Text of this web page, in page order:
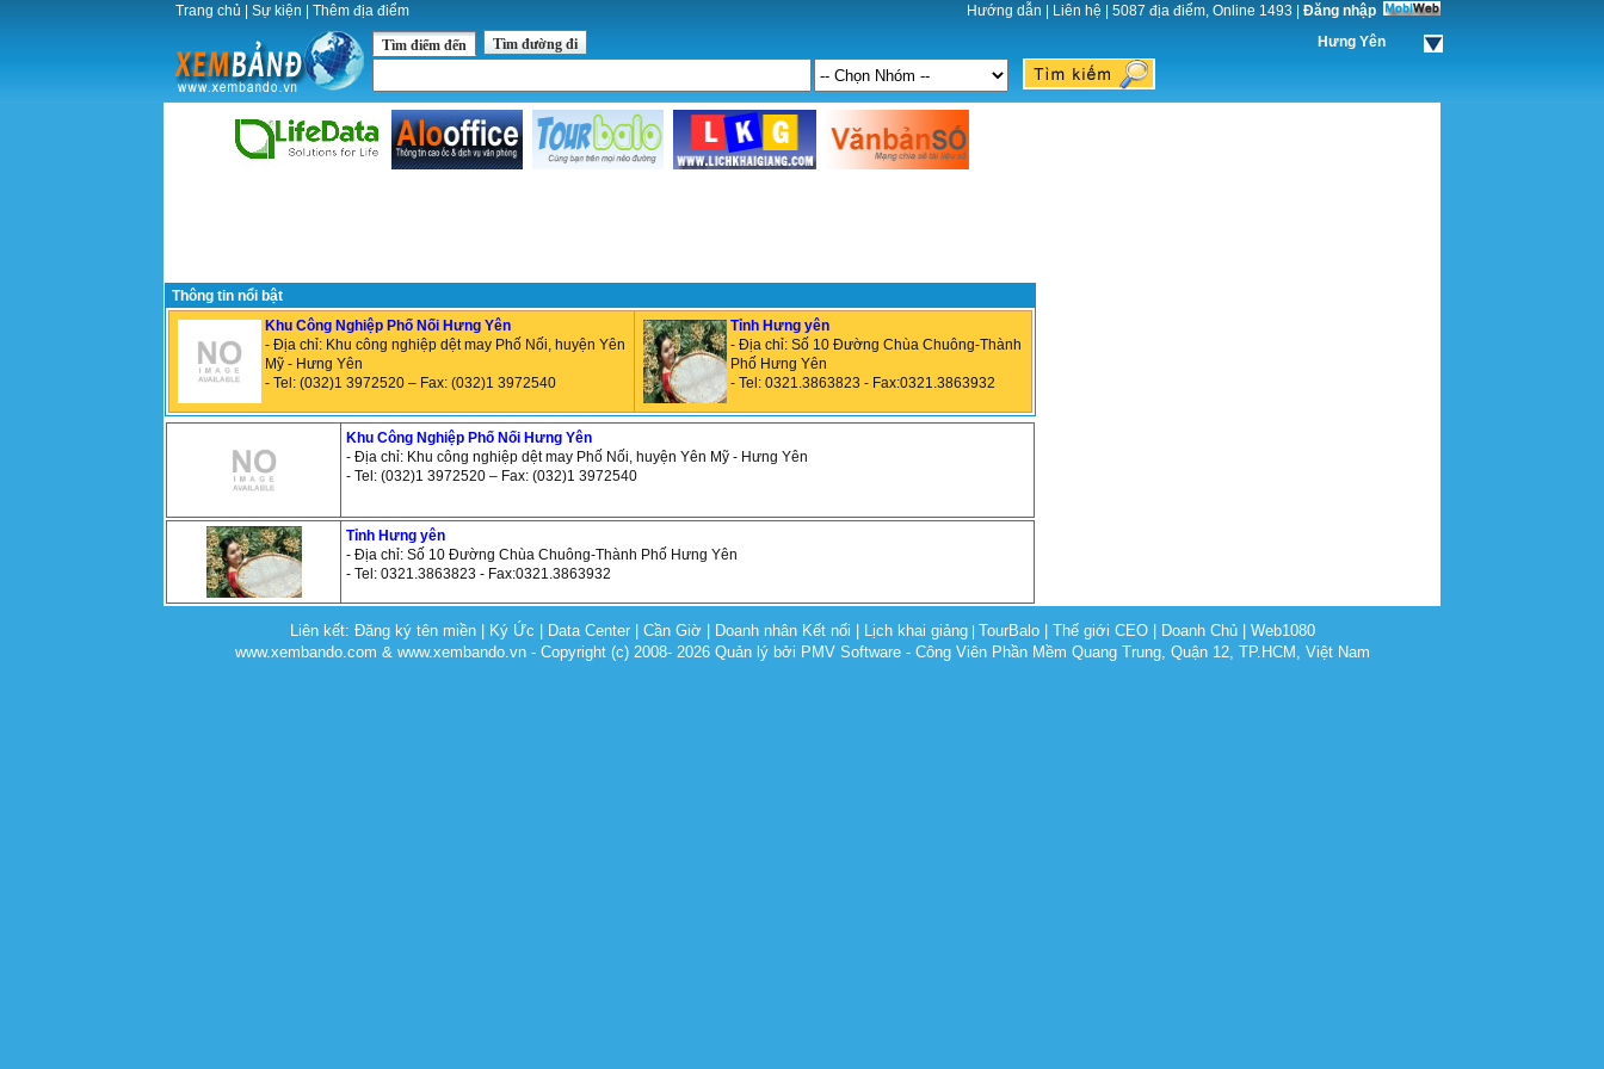
Trang chủ Sự kiện Thêm địa điểm Hướng dẫn Liên hệ 5087 địa điểm, Online 1493
Đăng nhập
Hưng Yên
Tìm điểm đến Tìm đường đi
Thông tin nổi bật
Khu Công Nghiệp Phố Nối Hưng Yên
- Địa chỉ: Khu công nghiệp dệt may Phố Nối, huyện Yên
Mỹ - Hưng Yên
- Tel: (032)1 3972520 – Fax: (032)1 3972540
Tỉnh Hưng yên
- Địa chỉ: Số 10 Đường Chùa Chuông-Thành
Phố Hưng Yên
- Tel: 0321.3863823 - Fax:0321.3863932
Khu Công Nghiệp Phố Nối Hưng Yên
- Địa chỉ: Khu công nghiệp dệt may Phố Nối, huyện Yên Mỹ - Hưng Yên
- Tel: (032)1 3972520 – Fax: (032)1 3972540
Tỉnh Hưng yên
- Địa chỉ: Số 10 Đường Chùa Chuông-Thành Phố Hưng Yên
- Tel: 0321.3863823 - Fax:0321.3863932
Liên kết: Đăng ký tên miền Ký Ức Data Center Cần Giờ Doanh nhân Kết nối Lịch khai giảng| TourBalo Thế giới CEO Doanh Chủ
Web1080
www.xembando.com & www.xembando.vn - Copyright (c) 2008- 2026 Quản lý bởi PMV Software - Công Viên Phần Mềm Quang Trung, Quận 12, TP.HCM, Việt Nam